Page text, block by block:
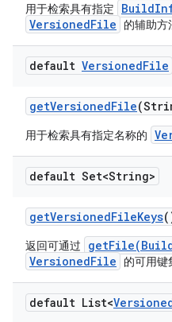
用于检索具有指定
VersionedFile 的辅助方
default VersionedFile
getVersionedFile
用于检索具有指定名称的
default Set<String>
getVersionedFileKeys
返回可通过
VersionedFile 的可用键
default List<